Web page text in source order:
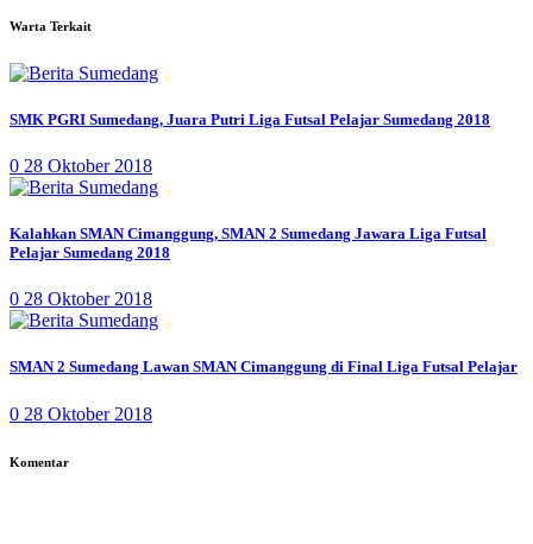
Warta Terkait
SMK PGRI Sumedang, Juara Putri Liga Futsal Pelajar Sumedang 2018
0 28 Oktober 2018
Kalahkan SMAN Cimanggung, SMAN 2 Sumedang Jawara Liga Futsal
Pelajar Sumedang 2018
0 28 Oktober 2018
SMAN 2 Sumedang Lawan SMAN Cimanggung di Final Liga Futsal Pelajar
0 28 Oktober 2018
Komentar